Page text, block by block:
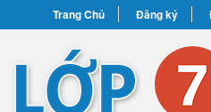
Trang Chủ Đăng ký